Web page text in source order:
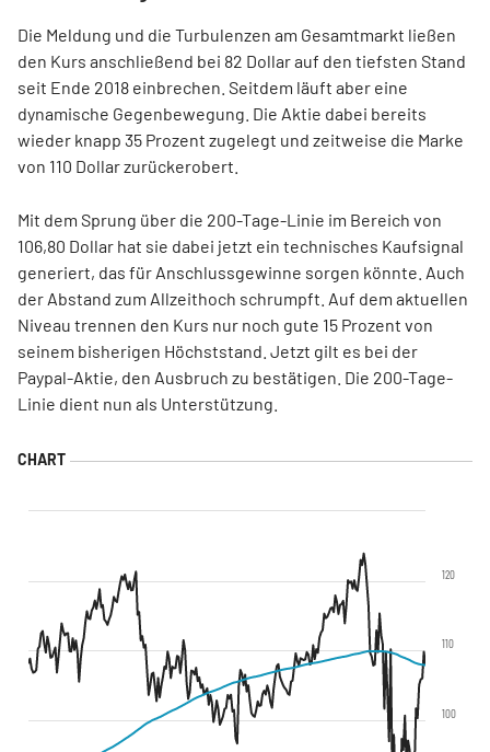
Die Meldung und die Turbulenzen am Gesamtmarkt ließen
den Kurs anschließend bei 82 Dollar auf den tiefsten Stand
seit Ende 2018 einbrechen. Seitdem läuft aber eine
dynamische Gegenbewegung. Die Aktie dabei bereits
wieder knapp 35 Prozent zugelegt und zeitweise die Marke
von 110 Dollar zurückerobert.
Mit dem Sprung über die 200-Tage-Linie im Bereich von
106,80 Dollar hat sie dabei jetzt ein technisches Kaufsignal
generiert, das für Anschlussgewinne sorgen könnte. Auch
der Abstand zum Allzeithoch schrumpft. Auf dem aktuellen
Niveau trennen den Kurs nur noch gute 15 Prozent von
seinem bisherigen Höchststand. Jetzt gilt es bei der
Paypal-Aktie, den Ausbruch zu bestätigen. Die 200-Tage-
Linie dient nun als Unterstützung.
100
110
120